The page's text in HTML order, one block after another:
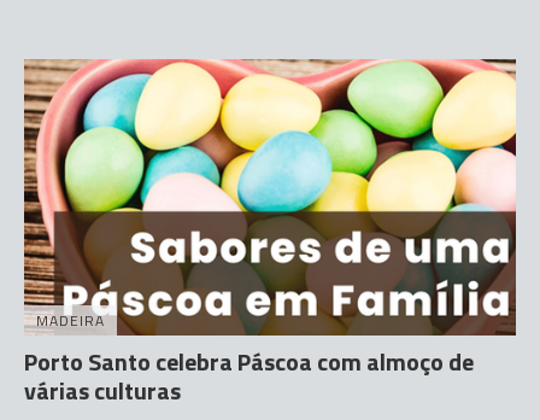
MADEIRA
Porto Santo celebra Páscoa com almoço de
várias culturas